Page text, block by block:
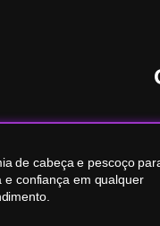
de cabeça e pescoço
e confiança em qualquer